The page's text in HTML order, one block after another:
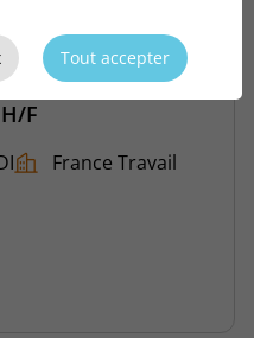
F
France Travail
Tout accepter